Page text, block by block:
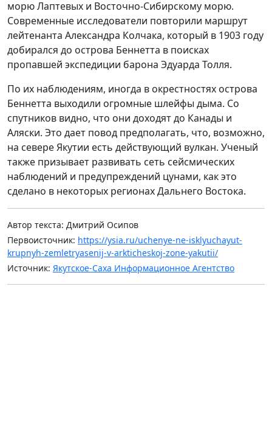
морю Лаптевых и Восточно-Сибирскому морю.
Современные исследователи повторили маршрут
лейтенанта Александра Колчака, который в 1903 году
добирался до острова Беннетта в поисках
пропавшей экспедиции барона Эдуарда Толля.
По их наблюдениям, иногда в окрестностях острова
Беннетта выходили огромные шлейфы дыма. Со
спутников видно, что они доходят до Канады и
Аляски. Это дает повод предполагать, что, возможно,
на севере Якутии есть действующий вулкан. Ученый
также призывает развивать сеть сейсмических
наблюдений и предупреждений цунами, как это
сделано в некоторых регионах Дальнего Востока.
Автор текста: Дмитрий Осипов
Первоисточник: https://ysia.ru/uchenye-ne-isklyuchayut-
krupnyh-zemletryasenij-v-arkticheskoj-zone-yakutii/
Источник: Якутское-Саха Информационное Агентство